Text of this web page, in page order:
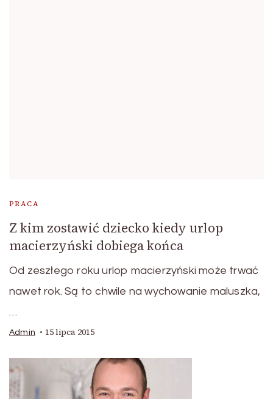
PRACA
Z kim zostawić dziecko kiedy urlop
macierzyński dobiega końca
Od zeszłego roku urlop macierzyński może trwać
nawet rok. Są to chwile na wychowanie maluszka,
…
Admin 15 lipca 2015